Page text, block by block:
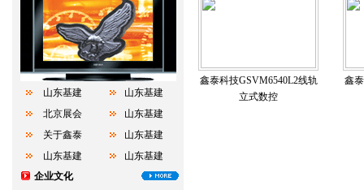
山东基建
北京展会
关于鑫泰
山东基建
山东基建
山东基建
山东基建
山东基建
企业文化
鑫泰科技GSVM6540L2线轨
立式数控
鑫